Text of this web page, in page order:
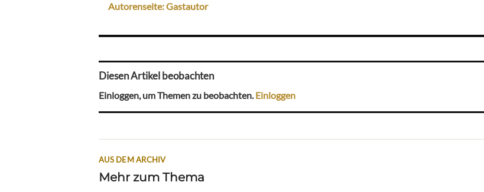
Autorenseite: Gastautor
Diesen Artikel beobachten
Einloggen, um Themen zu beobachten.Einloggen
AUS DEM ARCHIV
Mehr zum Thema